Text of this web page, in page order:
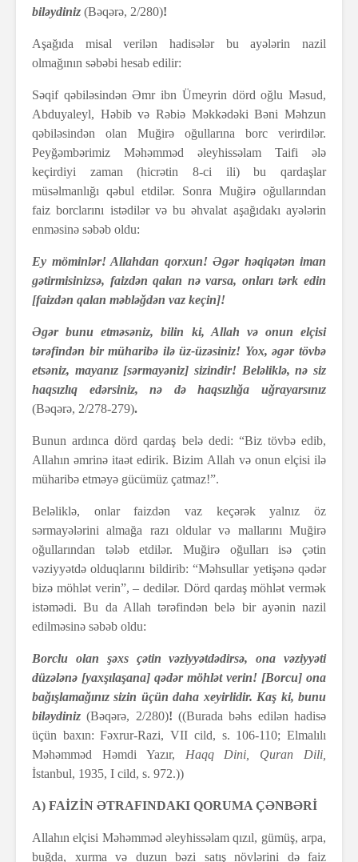
biləydiniz (Bəqərə, 2/280)!
Aşağıda misal verilən hadisələr bu ayələrin nazil
olmağının səbəbi hesab edilir:
Səqif qəbiləsindən Əmr ibn Ümeyrin dörd oğlu Məsud,
Abduyaleyl, Həbib və Rəbiə Məkkədəki Bəni Məhzun
qəbiləsindən olan Muğirə oğullarına borc verirdilər.
Peyğəmbərimiz Məhəmməd əleyhissəlam Taifi ələ
keçirdiyi zaman (hicrətin 8-ci ili) bu qardaşlar
müsəlmanlığı qəbul etdilər. Sonra Muğirə oğullarından
faiz borclarını istədilər və bu əhvalat aşağıdakı ayələrin
enməsinə səbəb oldu:
Ey möminlər! Allahdan qorxun! Əgər həqiqətən iman
gətirmisinizsə, faizdən qalan nə varsa, onları tərk edin
[faizdən qalan məbləğdən vaz keçin]!
Əgər bunu etməsəniz, bilin ki, Allah və onun elçisi
tərəfindən bir müharibə ilə üz-üzəsiniz! Yox, əgər tövbə
etsəniz, mayanız [sərmayəniz] sizindir! Beləliklə, nə siz
haqsızlıq edərsiniz, nə də haqsızlığa uğrayarsınız
(Bəqərə, 2/278-279).
Bunun ardınca dörd qardaş belə dedi: “Biz tövbə edib,
Allahın əmrinə itaət edirik. Bizim Allah və onun elçisi ilə
müharibə etməyə gücümüz çatmaz!”.
Beləliklə, onlar faizdən vaz keçərək yalnız öz
sərmayələrini almağa razı oldular və mallarını Muğirə
oğullarından tələb etdilər. Muğirə oğulları isə çətin
vəziyyətdə olduqlarını bildirib: “Məhsullar yetişənə qədər
bizə möhlət verin”, – dedilər. Dörd qardaş möhlət vermək
istəmədi. Bu da Allah tərəfindən belə bir ayənin nazil
edilməsinə səbəb oldu:
Borclu olan şəxs çətin vəziyyətdədirsə, ona vəziyyəti
düzələnə [yaxşılaşana] qədər möhlət verin! [Borcu] ona
bağışlamağınız sizin üçün daha xeyirlidir. Kaş ki, bunu
biləydiniz (Bəqərə, 2/280)! ((Burada bəhs edilən hadisə
üçün baxın: Fəxrur-Razi, VII cild, s. 106-110; Elmalılı
Məhəmməd Həmdi Yazır, Haqq Dini, Quran Dili,
İstanbul, 1935, I cild, s. 972.))
A) FAİZİN ƏTRAFINDAKI QORUMA ÇƏNBƏRİ
Allahın elçisi Məhəmməd əleyhissəlam qızıl, gümüş, arpa,
buğda, xurma və duzun bəzi satış növlərini də faiz